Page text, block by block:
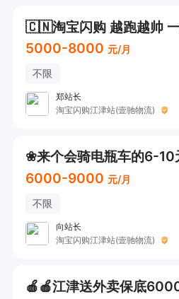
🇨🇳淘宝闪购 越跑越帅
5000-8000 元/月
不限
郑站长
淘宝闪购江津站(壹驰物流)
❀来个会骑电瓶车的6-10
6000-9000 元/月
不限
向站长
淘宝闪购江津站(壹驰物流)
🍎🍎江津送外卖保底